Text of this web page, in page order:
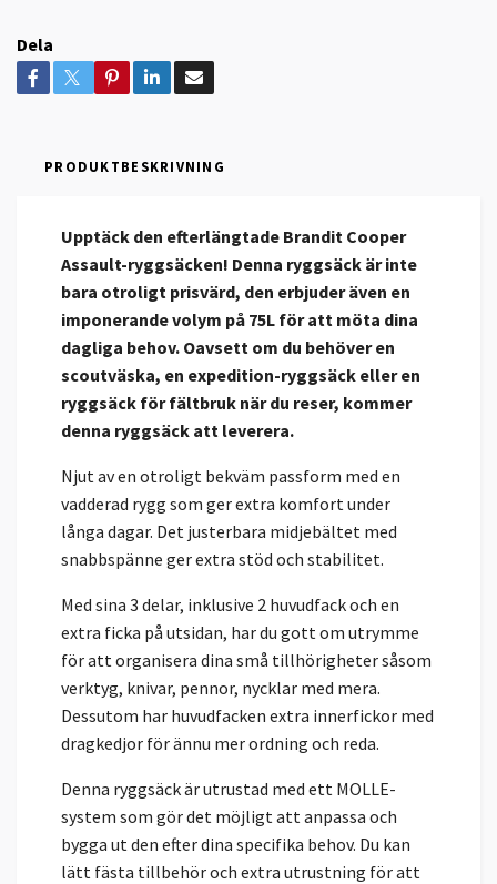
Dela
PRODUKTBESKRIVNING
Upptäck den efterlängtade Brandit Cooper
Assault-ryggsäcken! Denna ryggsäck är inte
bara otroligt prisvärd, den erbjuder även en
imponerande volym på 75L för att möta dina
dagliga behov. Oavsett om du behöver en
scoutväska, en expedition-ryggsäck eller en
ryggsäck för fältbruk när du reser, kommer
denna ryggsäck att leverera.
Njut av en otroligt bekväm passform med en
vadderad rygg som ger extra komfort under
långa dagar. Det justerbara midjebältet med
snabbspänne ger extra stöd och stabilitet.
Med sina 3 delar, inklusive 2 huvudfack och en
extra ficka på utsidan, har du gott om utrymme
för att organisera dina små tillhörigheter såsom
verktyg, knivar, pennor, nycklar med mera.
Dessutom har huvudfacken extra innerfickor med
dragkedjor för ännu mer ordning och reda.
Denna ryggsäck är utrustad med ett MOLLE-
system som gör det möjligt att anpassa och
bygga ut den efter dina specifika behov. Du kan
lätt fästa tillbehör och extra utrustning för att